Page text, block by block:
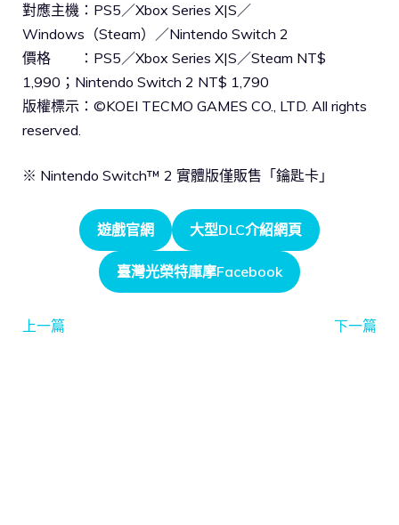
對應主機：PS5／Xbox Series X|S／
Windows（Steam）／Nintendo Switch 2
價格 ：PS5／Xbox Series X|S／Steam NT$
1,990；Nintendo Switch 2 NT$ 1,790
版權標示：©KOEI TECMO GAMES CO., LTD. All rights
reserved.
※ Nintendo Switch™ 2 實體版僅販售「鑰匙卡」
遊戲官網 大型DLC介紹網頁
臺灣光榮特庫摩Facebook
上一篇 下一篇